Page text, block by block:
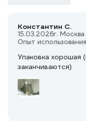
Константин С.
15.03.2026г. Москва
Опыт
Упаковка хорошая
заканчиваются)